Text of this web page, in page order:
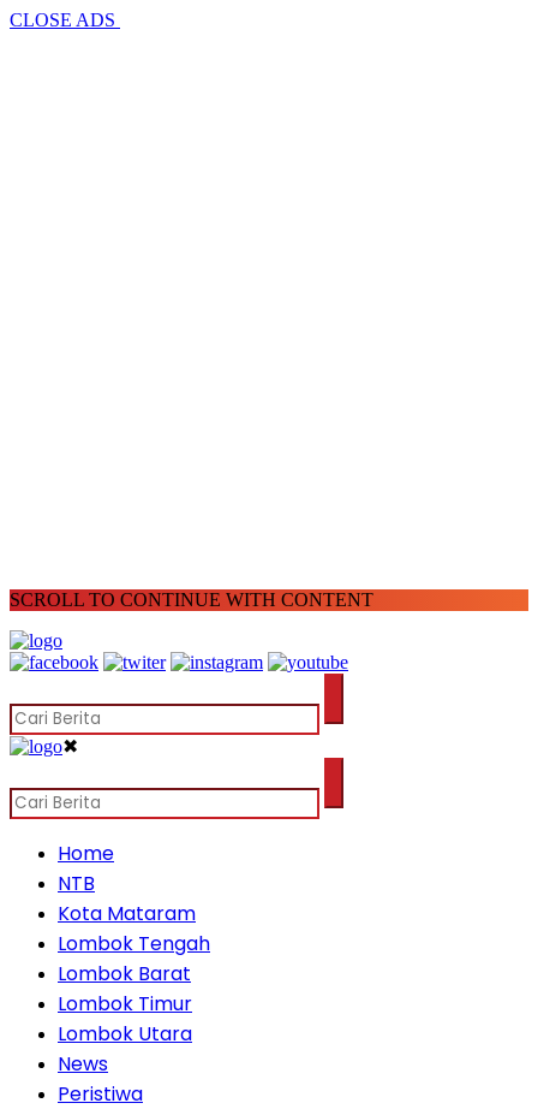
CLOSE ADS
SCROLL TO CONTINUE WITH CONTENT
✖
Home
NTB
Kota Mataram
Lombok Tengah
Lombok Barat
Lombok Timur
Lombok Utara
News
Peristiwa